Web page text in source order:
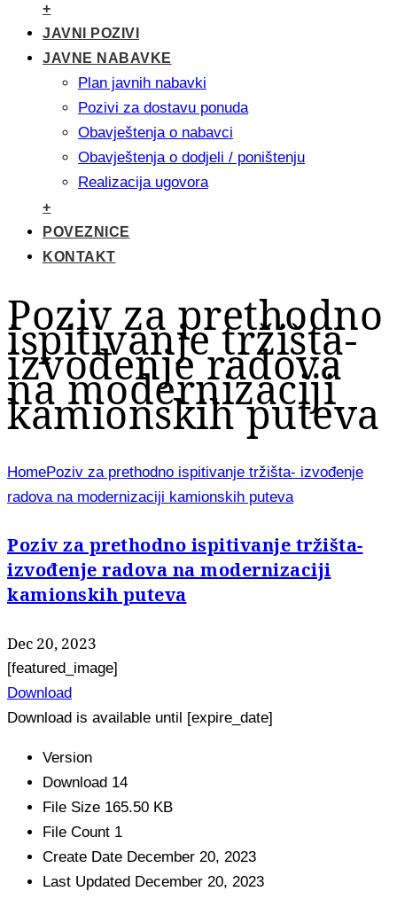
+
JAVNI POZIVI
JAVNE NABAVKE
Plan javnih nabavki
Pozivi za dostavu ponuda
Obavještenja o nabavci
Obavještenja o dodjeli / poništenju
Realizacija ugovora
+
POVEZNICE
KONTAKT
Poziv za prethodno
ispitivanje tržišta-
izvođenje radova
na modernizaciji
kamionskih puteva
HomePoziv za prethodno ispitivanje tržišta- izvođenje
radova na modernizaciji kamionskih puteva
Poziv za prethodno ispitivanje tržišta-
izvođenje radova na modernizaciji
kamionskih puteva
Dec 20, 2023
[featured_image]
Download
Download is available until [expire_date]
Version
Download 14
File Size 165.50 KB
File Count 1
Create Date December 20, 2023
Last Updated December 20, 2023